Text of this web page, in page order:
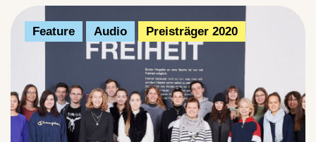
Feature Audio Preisträger 2020